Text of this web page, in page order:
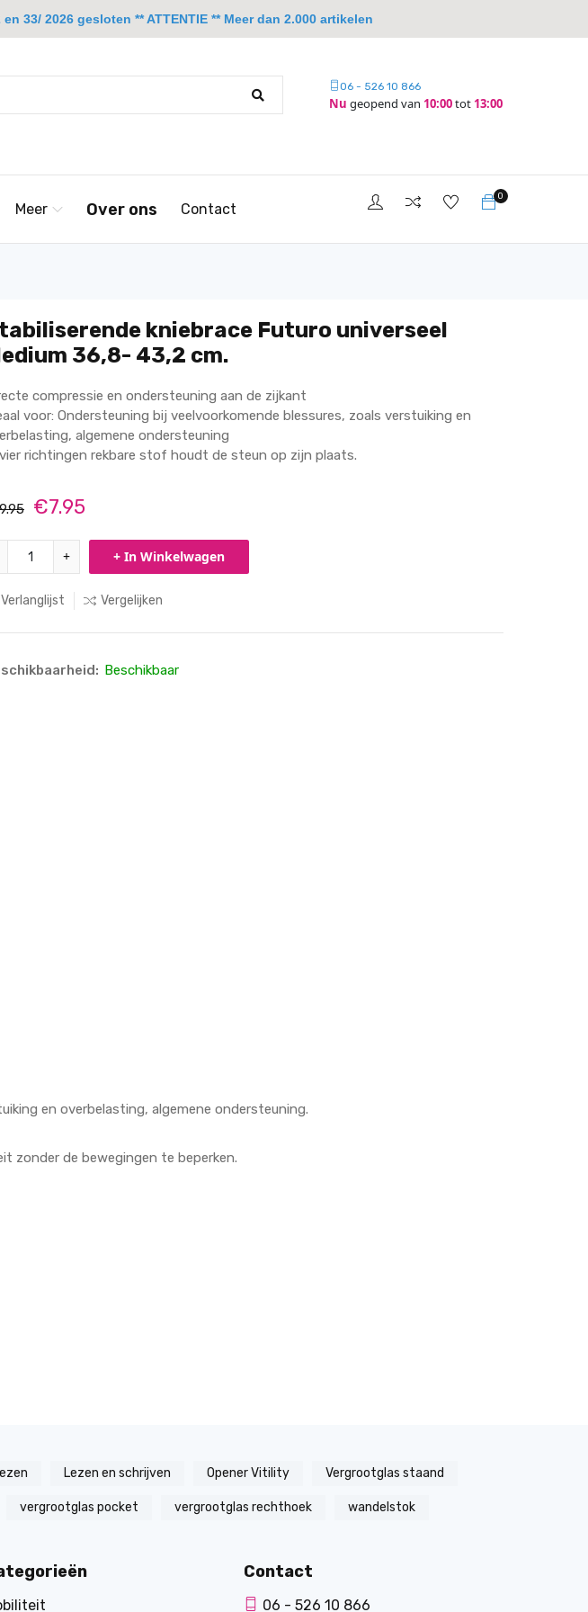
06 - 526 10 866
Nu geopend van 10:00tot 13:00
Meer Over ons Contact
0
kniebrace Futuro universeel
36,8- 43,2 cm.
compressie en ondersteuning aan de zijkant
voor: Ondersteuning bij veelvoorkomende blessures, zoals verstuiking en
algemene ondersteuning
richtingen rekbare stof houdt de steun op zijn plaats.
€7.95
+ + In Winkelwagen
Verlanglijst Vergelijken
Beschikbaar
en overbelasting, algemene ondersteuning.
zonder de bewegingen te beperken.
Lezen en schrijven Opener Vitility Vergrootglas staand
vergrootglas pocket vergrootglas rechthoek wandelstok
Contact
06 - 526 10 866
33/ 2026 gesloten ** ATTENTIE ** Meer dan 2.000 artikelen